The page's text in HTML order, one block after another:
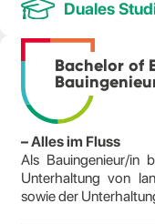
Duales
Bachelor of
– Alles im Fluss
Als Bauingenieur/in
Unterhaltung von
sowie der